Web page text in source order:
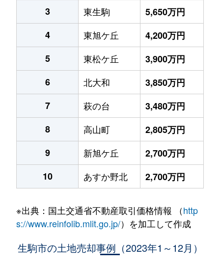
3
東生駒
5,650万円
4
東旭ケ丘
4,200万円
5
東松ケ丘
3,900万円
6
北大和
3,850万円
7
萩の台
3,480万円
8
高山町
2,805万円
9
新旭ケ丘
2,700万円
10
あすか野北 2,700万円
※出典：国土交通省不動産取引価格情報 （http
s://www.reinfolib.mlit.go.jp/）を加工して作成
生駒市の土地売却事例（2023年1～12月）